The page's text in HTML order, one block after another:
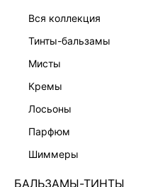
вся коллекция
тинты-бальзамы
мисты
кремы
лосьоны
парфюм
шиммеры
БАЛЬЗАМЫ-ТИНТЫ